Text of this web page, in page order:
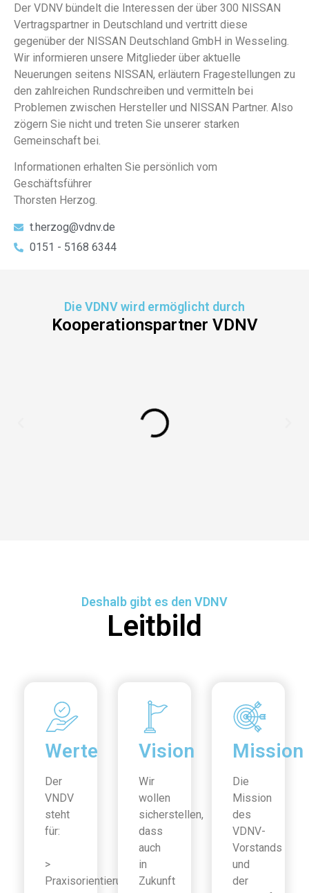
Der VDNV bündelt die Interessen der über 300 NISSAN
Vertragspartner in Deutschland und vertritt diese
gegenüber der NISSAN Deutschland GmbH in Wesseling.
Wir informieren unsere Mitglieder über aktuelle
Neuerungen seitens NISSAN, erläutern Fragestellungen zu
den zahlreichen Rundschreiben und vermitteln bei
Problemen zwischen Hersteller und NISSAN Partner. Also
zögern Sie nicht und treten Sie unserer starken
Gemeinschaft bei.
Informationen erhalten Sie persönlich vom
Geschäftsführer
Thorsten Herzog.
t.herzog@vdnv.de
0151 - 5168 6344
Die VDNV wird ermöglicht durch
Kooperationspartner VDNV
Deshalb gibt es den VDNV
Leitbild
Werte
Der
VNDV
steht
für:
>
Praxisorientierung
Vision
Wir
wollen
sicherstellen,
dass
auch
in
Zukunft
Mission
Die
Mission
des
VDNV-
Vorstands
und
der